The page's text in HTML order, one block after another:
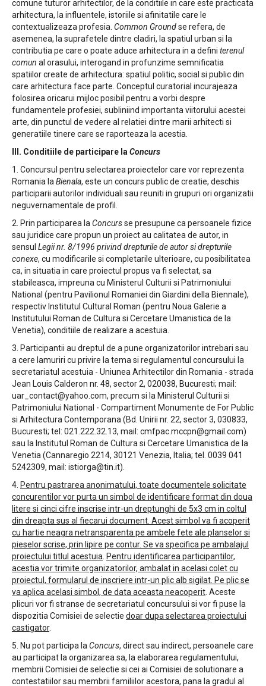
comune tuturor arhitectilor, de la conditiile in care este practicata
arhitectura, la influentele, istoriile si afinitatile care le
contextualizeaza profesia. Common Groundse refera, de
asemenea, la suprafetele dintre cladiri, la spatiul urban si la
contributia pe care o poate aduce arhitectura in a defini terenul
comun al orasului, interogand in profunzime semnificatia
spatiilor create de arhitectura: spatiul politic, social si public din
care arhitectura face parte. Conceptul curatorial incurajeaza
folosirea oricarui mijloc posibil pentru a vorbi despre
fundamentele profesiei, subliniind importanta viitorului acestei
arte, din punctul de vedere al relatiei dintre marii arhitecti si
generatiile tinere care se raporteaza la acestia.
III. Conditiile de participare la Concurs
1. Concursul pentru selectarea proiectelor care vor reprezenta
Romania la Bienala, este un concurs public de creatie, deschis
participarii autorilor individuali sau reuniti in grupuri ori organizatii
neguvernamentale de profil.
2. Prin participarea la Concursse presupune ca persoanele fizice
sau juridice care propun un proiect au calitatea de autor, in
sensul Legii nr. 8/1996 privind drepturile de autor si drepturile
conexe, cu modificarile si completarile ulterioare, cu posibilitatea
ca, in situatia in care proiectul propus va fi selectat, sa
stabileasca, impreuna cu Ministerul Culturii si Patrimoniului
National (pentru Pavilionul Romaniei din Giardini della Biennale),
respectiv Institutul Cultural Roman (pentru Noua Galerie a
Institutului Roman de Cultura si Cercetare Umanistica de la
Venetia), conditiile de realizare a acestuia.
3. Participantii au dreptul de a pune organizatorilor intrebari sau
a cere lamuriri cu privire la tema si regulamentul concursului la
secretariatul acestuia - Uniunea Arhitectilor din Romania - strada
Jean Louis Calderon nr. 48, sector 2, 020038, Bucuresti; mail:
uar_contact@yahoo.com, precum si la Ministerul Culturii si
Patrimoniului National - Compartiment Monumente de For Public
si Arhitectura Contemporana (Bd. Unirii nr. 22, sector 3, 030833,
Bucuresti; tel: 021.222.32.13, mail: cmfpac.mccpn@gmail.com)
sau la Institutul Roman de Cultura si Cercetare Umanistica de la
Venetia (Cannaregio 2214, 30121 Venezia, Italia; tel. 0039 041
5242309, mail: istiorga@tin.it).
4. Pentru pastrarea anonimatului, toate documentele solicitate
concurentilor vor purta un simbol de identificare format din doua
litere si cinci cifre inscrise intr-un dreptunghi de 5x3 cm in coltul
din dreapta sus al fiecarui document. Acest simbol va fi acoperit
cu hartie neagra netransparenta pe ambele fete ale planselor si
pieselor scrise, prin lipire pe contur. Se va specifica pe ambalajul
proiectului titlul acestuia Pentru identificarea participantilor,
acestia vor trimite organizatorilor, ambalat in acelasi colet cu
proiectul, formularul de inscriere intr-un plic alb sigilat. Pe plic se
va aplica acelasi simbol, de data aceasta neacoperit . Aceste
plicuri vor fi stranse de secretariatul concursului si vor fi puse la
dispozitia Comisiei de selectie doar dupa selectarea proiectului
castigator.
5. Nu pot participa la Concurs, direct sau indirect, persoanele care
au participat la organizarea sa, la elaborarea regulamentului,
membrii Comisiei de selectie si cei ai Comisiei de solutionare a
contestatiilor sau membrii familiilor acestora, pana la gradul al